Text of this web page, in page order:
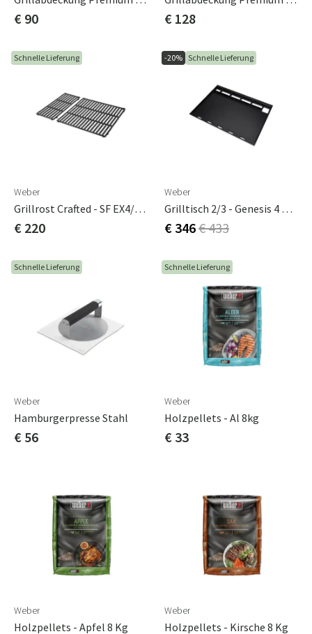
€ 90 € 128
Schnelle Lieferung
Weber
Grillrost Crafted - SF EX4/Spirit 3-Brenner
€ 220
-20% Schnelle Lieferung
Weber
Grilltisch 2/3 - Genesis 4 Brenner
€ 346€ 433
Schnelle Lieferung
Weber
Hamburgerpresse Stahl
€ 56
Schnelle Lieferung
Weber
Holzpellets - Al 8kg
€ 33
Weber
Holzpellets - Apfel 8 Kg
Weber
Holzpellets - Kirsche 8 Kg